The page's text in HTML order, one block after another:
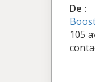
De :
105